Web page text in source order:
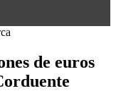
de euros